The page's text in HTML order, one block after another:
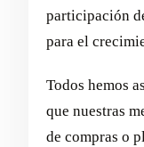
participación
para el
Todos hemos
que nuestras
de compras o